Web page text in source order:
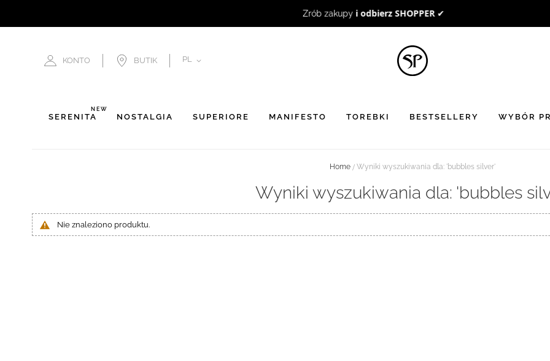
BON UPOMINKOWYto doskonały pomysł na prezent ☻
KONTO BUTIK JĘZYK
PL
SERENITÀ
NEW
NOSTALGIA SUPERIORE MANIFESTO TOREBKI BESTSELLERY WYBÓR
Home Wyniki wyszukiwania dla: 'bubbles silver'
Wyniki wyszukiwania dla: 'bubbles
Nie znaleziono produktu.